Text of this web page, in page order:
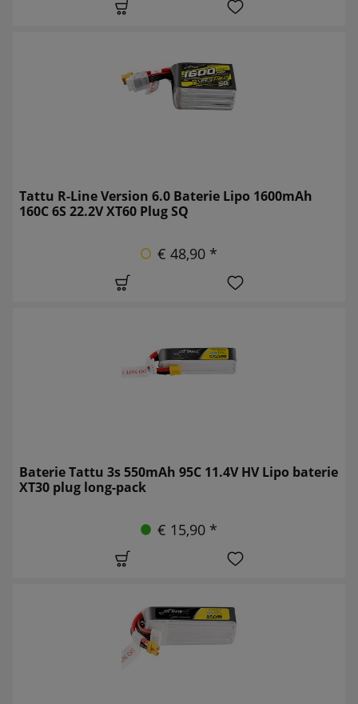
Tattu R-Line Version 6.0 Baterie Lipo 1600mAh
160C 6S 22.2V XT60 Plug SQ
€ 48,90 *
Baterie Tattu 3s 550mAh 95C 11.4V HV Lipo baterie
XT30 plug long-pack
€ 15,90 *